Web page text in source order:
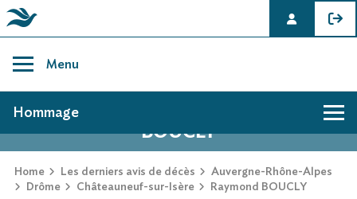
content
Menu
AVIS DE DÉCÈS DE RAYMOND
BOUCLY
Home Les derniers avis de décès
Auvergne-Rhône-Alpes
Drôme
Châteauneuf-sur-Isère Raymond BOUCLY
Hommage